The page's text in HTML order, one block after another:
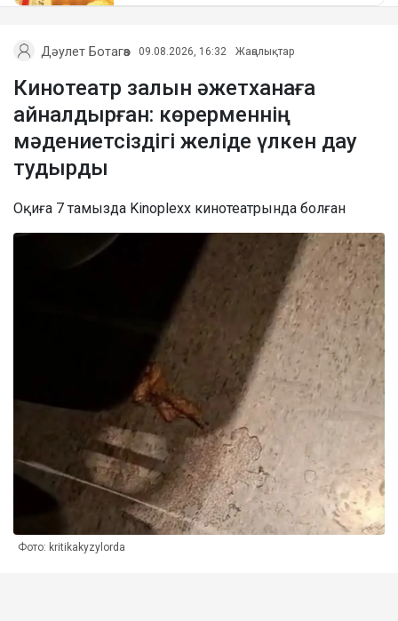
Дәулет Ботагөз 09.08.2026, 16:32 Жаңалықтар
Кинотеатр залын әжетханаға
айналдырған: көрерменнің
мәдениетсіздігі желіде үлкен дау
тудырды
Оқиға 7 тамызда Kinoplexx кинотеатрында болған
Фото: kritikakyzylorda